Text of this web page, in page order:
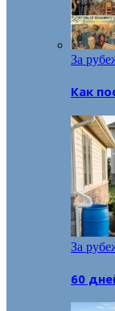
За
Как
За
60